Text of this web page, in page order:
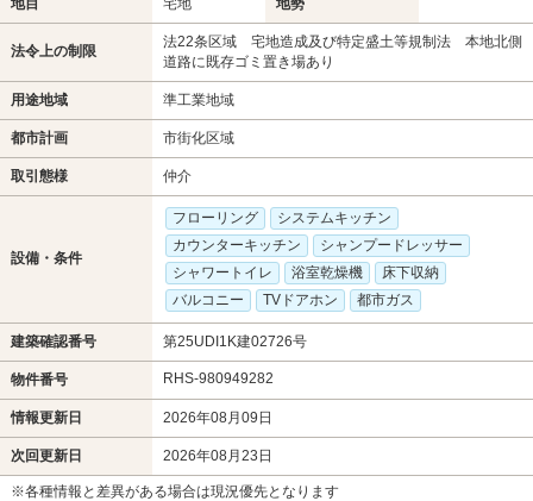
地目 宅地 地勢
法令上の制限
法22条区域 宅地造成及び特定盛土等規制法 本地北側
道路に既存ゴミ置き場あり
用途地域 準工業地域
都市計画 市街化区域
取引態様 仲介
設備・条件
フローリング
システムキッチン
カウンターキッチン
シャンプードレッサー
シャワートイレ
浴室乾燥機
床下収納
バルコニー
TVドアホン 都市ガス
建築確認番号 第25UDI1K建02726号
物件番号 RHS-980949282
情報更新日 2026年08月09日
次回更新日 2026年08月23日
※各種情報と差異がある場合は現況優先となります